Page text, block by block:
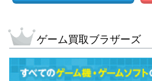
ゲーム買取ブラザーズ